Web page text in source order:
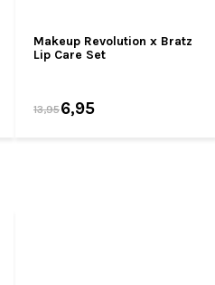
Makeup Revolution x Bratz
Lip Care Set
13,956,95